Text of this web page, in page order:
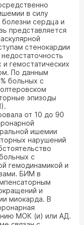
в силу
сердца и
представляется
стенокардии
гемостатических
По данным
больных с
эпизоды
от 10 до 90
ишемии
нарушений
с
гемодинамикой и
БИМ в
и
миокарда. В
МОК (и) или АД.